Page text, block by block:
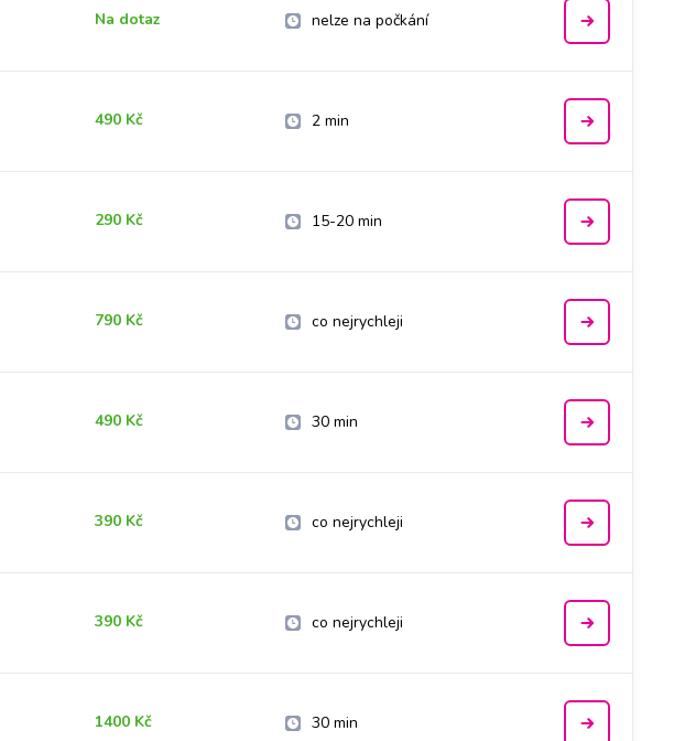
Na dotaz nelze na počkání
490 Kč 2 min
290 Kč 15-20 min
790 Kč co nejrychleji
490 Kč 30 min
390 Kč co nejrychleji
390 Kč co nejrychleji
1400 Kč 30 min